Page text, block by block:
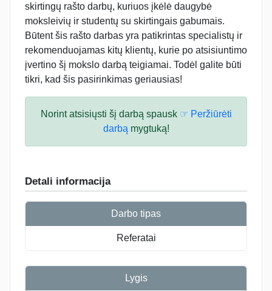
skirtingų rašto darbų, kuriuos įkėlė daugybė
moksleivių ir studentų su skirtingais gabumais.
Būtent šis rašto darbas yra patikrintas specialistų ir
rekomenduojamas kitų klientų, kurie po atsisiuntimo
įvertino šį mokslo darbą teigiamai. Todėl galite būti
tikri, kad šis pasirinkimas geriausias!
Norint atsisiųsti šį darbą spausk ☞ Peržiūrėti
darbąmygtuką!
Detali informacija
Darbo tipas
Referatai
Lygis